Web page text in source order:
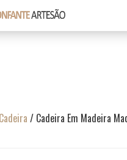
Cadeira / Cadeira Em Madeira